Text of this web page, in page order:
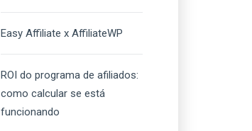
Easy Affiliate x AffiliateWP
ROI do programa de afiliados:
como calcular se está
funcionando